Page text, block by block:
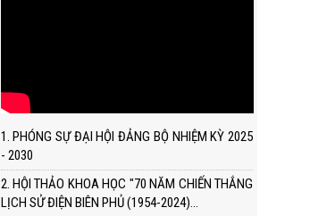
1. PHÓNG SỰ ĐẠI HỘI ĐẢNG BỘ NHIỆM KỲ 2025
- 2030
2. HỘI THẢO KHOA HỌC "70 NĂM CHIẾN THẮNG
LỊCH SỬ ĐIỆN BIÊN PHỦ (1954-2024)...